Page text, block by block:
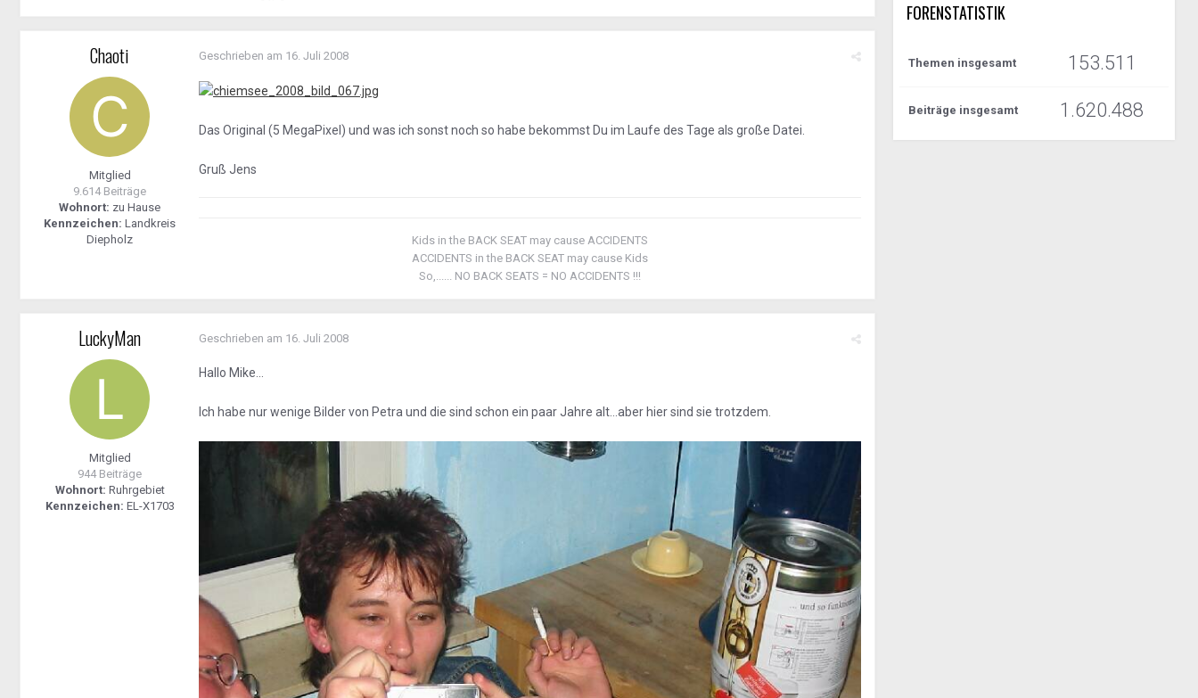
Chaoti
Mitglied
9.614 Beiträge
Wohnort: zu Hause
Kennzeichen: Landkreis
Diepholz
Geschrieben am 16. Juli 2008
Das Original (5 MegaPixel) und was ich sonst noch so habe bekommst Du im Laufe des Tage als große Datei.
Gruß Jens
Kids in the BACK SEAT may cause ACCIDENTS
ACCIDENTS in the BACK SEAT may cause Kids
So,...... NO BACK SEATS = NO ACCIDENTS !!!
LuckyMan
Mitglied
944 Beiträge
Wohnort: Ruhrgebiet
Kennzeichen: EL-X1703
Geschrieben am 16. Juli 2008
Hallo Mike...
Ich habe nur wenige Bilder von Petra und die sind schon ein paar Jahre alt...aber hier sind sie trotzdem.
FORENSTATISTIK
Themen insgesamt 153.511
Beiträge insgesamt 1.620.488